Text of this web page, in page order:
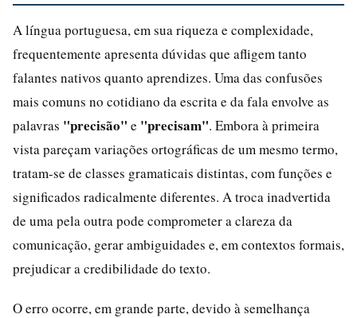
A língua portuguesa, em sua riqueza e complexidade,
frequentemente apresenta dúvidas que afligem tanto
falantes nativos quanto aprendizes. Uma das confusões
mais comuns no cotidiano da escrita e da fala envolve as
palavras "precisão" e "precisam". Embora à primeira
vista pareçam variações ortográficas de um mesmo termo,
tratam-se de classes gramaticais distintas, com funções e
significados radicalmente diferentes. A troca inadvertida
de uma pela outra pode comprometer a clareza da
comunicação, gerar ambiguidades e, em contextos formais,
prejudicar a credibilidade do texto.
O erro ocorre, em grande parte, devido à semelhança